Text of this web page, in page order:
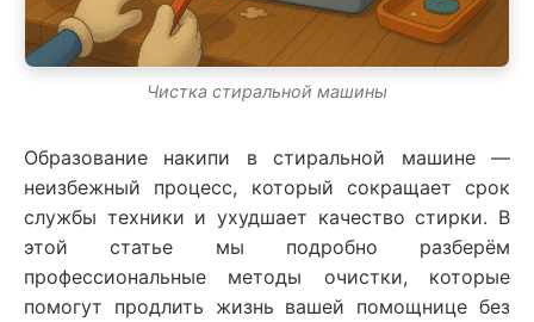
Чистка стиральной машины
Образование накипи в стиральной машине —
неизбежный процесс, который сокращает срок
службы техники и ухудшает качество стирки. В
этой статье мы подробно разберём
профессиональные методы очистки, которые
помогут продлить жизнь вашей помощнице без